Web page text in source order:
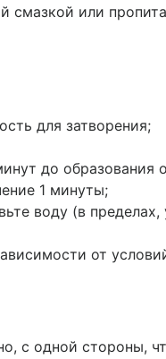
или
для затворения;
до образования
1 минуты;
воду (в
от
с одной стороны,